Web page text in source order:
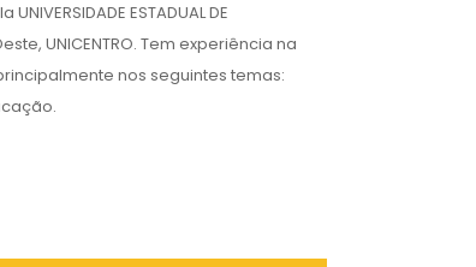
ESTADUAL DE
UNICENTRO. Tem experiência na
nos seguintes temas: